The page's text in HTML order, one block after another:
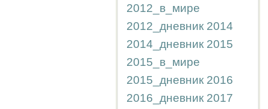
2012_в_мире
2012_дневник 2014
2014_дневник 2015
2015_в_мире
2015_дневник 2016
2016_дневник 2017